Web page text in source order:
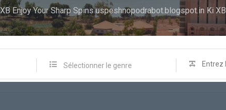
Enjoy Your Sharp Spins uspeshnopodrabot.blogspot.in Ki XB
Sélectionner le genre